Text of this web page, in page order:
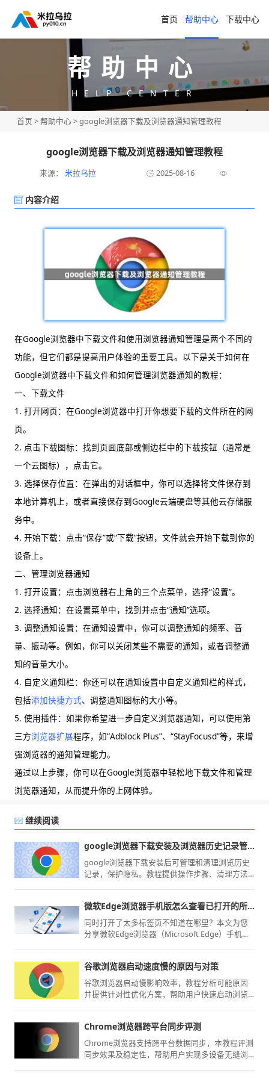
首页 帮助中心 下载中心
帮助中心
HELP CENTER
首页 >帮助中心> google浏览器下载及浏览器通知管理教程
google浏览器下载及浏览器通知管理教程
来源： 米拉乌拉 2025-08-16
内容介绍
在Google浏览器中下载文件和使用浏览器通知管理是两个不同的
功能，但它们都是提高用户体验的重要工具。以下是关于如何在
Google浏览器中下载文件和如何管理浏览器通知的教程：
一、下载文件
1. 打开网页：在Google浏览器中打开你想要下载的文件所在的网
页。
2. 点击下载图标：找到页面底部或侧边栏中的下载按钮（通常是
一个云图标），点击它。
3. 选择保存位置：在弹出的对话框中，你可以选择将文件保存到
本地计算机上，或者直接保存到Google云端硬盘等其他云存储服
务中。
4. 开始下载：点击“保存”或“下载”按钮，文件就会开始下载到你的
设备上。
二、管理浏览器通知
1. 打开设置：点击浏览器右上角的三个点菜单，选择“设置”。
2. 选择通知：在设置菜单中，找到并点击“通知”选项。
3. 调整通知设置：在通知设置中，你可以调整通知的频率、音
量、振动等。例如，你可以关闭某些不需要的通知，或者调整通
知的音量大小。
4. 自定义通知栏：你还可以在通知设置中自定义通知栏的样式，
包括添加快捷方式、调整通知图标的大小等。
5. 使用插件：如果你希望进一步自定义浏览器通知，可以使用第
三方浏览器扩展程序，如“Adblock Plus”、“StayFocusd”等，来增
强浏览器的通知管理能力。
通过以上步骤，你可以在Google浏览器中轻松地下载文件和管理
浏览器通知，从而提升你的上网体验。
继续阅读
google浏览器下载安装及浏览器历史记录管理与清理技巧
google浏览器下载安装后可管理和清理浏览历史
记录，保护隐私。教程提供操作步骤、清理方法
微软Edge浏览器手机版怎么查看已打开的所有标签页
同时打开了太多标签页不知道在哪里？本文为您
分享微软Edge浏览器（Microsoft Edge）手机版
谷歌浏览器启动速度慢的原因与对策
谷歌浏览器启动慢影响效率，教程分析可能原因
并提供针对性优化方案，帮助用户快速启动浏览
Chrome浏览器跨平台同步评测
Chrome浏览器支持跨平台数据同步，本教程评测
同步效果及稳定性，帮助用户实现多设备无缝浏